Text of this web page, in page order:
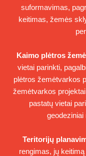
suformavimas,
keitimas, žemės
Kaimo plėtros
vietai parinkti,
plėtros žemėtvarkos
žemėtvarkos
pastatų vietai
Teritorijų
rengimas, jų